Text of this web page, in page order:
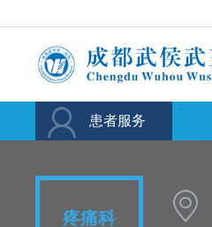
 患者服务
疼痛科 